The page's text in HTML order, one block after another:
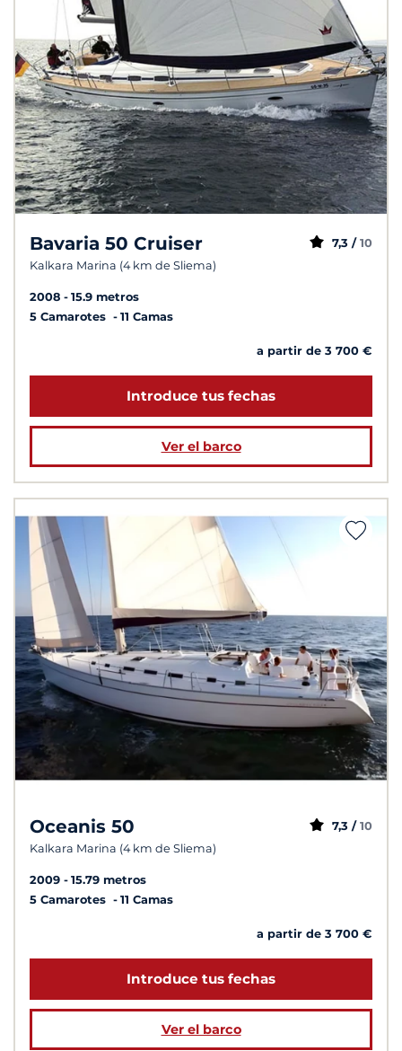
Bavaria 50 Cruiser
Kalkara Marina (4 km de Sliema)
7,3 / 10
2008
15.9 metros
5 Camarotes
11 Camas
a partir de 3 700 €
Introduce tus fechas
Ver el barco
Oceanis 50
Kalkara Marina (4 km de Sliema)
7,3 / 10
2009
15.79 metros
5 Camarotes
11 Camas
a partir de 3 700 €
Introduce tus fechas
Ver el barco